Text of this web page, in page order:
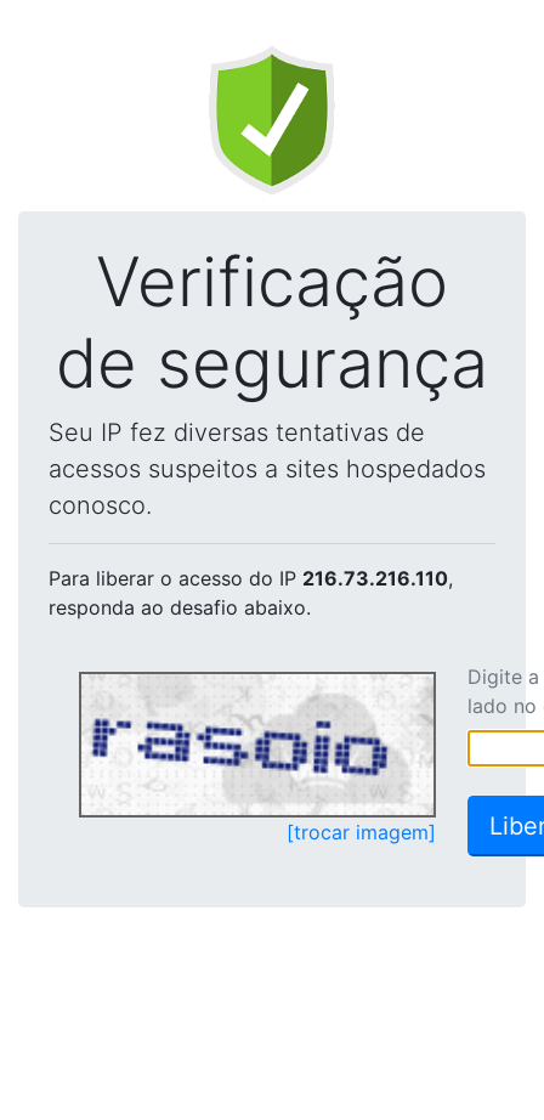
Verificação
de segurança
Seu IP fez diversas tentativas de
acessos suspeitos a sites hospedados
conosco.
Para liberar o acesso do IP 216.73.216.110,
responda ao desafio abaixo.
[trocar imagem]
Digite
lado no